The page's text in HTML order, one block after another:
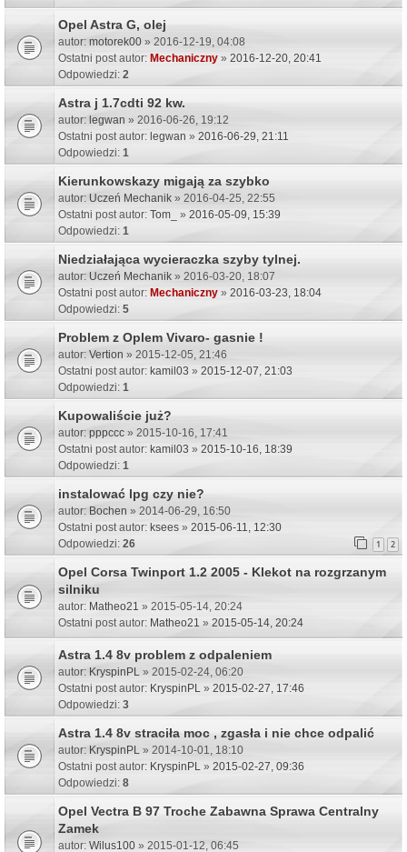
Opel Astra G, olej
autor: motorek00 » 2016-12-19, 04:08
Ostatni post autor: Mechaniczny » 2016-12-20, 20:41
Odpowiedzi: 2
Astra j 1.7cdti 92 kw.
autor: legwan » 2016-06-26, 19:12
Ostatni post autor: legwan » 2016-06-29, 21:11
Odpowiedzi: 1
Kierunkowskazy migają za szybko
autor: Uczeń Mechanik » 2016-04-25, 22:55
Ostatni post autor: Tom_ » 2016-05-09, 15:39
Odpowiedzi: 1
Niedziałająca wycieraczka szyby tylnej.
autor: Uczeń Mechanik » 2016-03-20, 18:07
Ostatni post autor: Mechaniczny » 2016-03-23, 18:04
Odpowiedzi: 5
Problem z Oplem Vivaro- gasnie !
autor: Vertion » 2015-12-05, 21:46
Ostatni post autor: kamil03 » 2015-12-07, 21:03
Odpowiedzi: 1
Kupowaliście już?
autor: pppccc » 2015-10-16, 17:41
Ostatni post autor: kamil03 » 2015-10-16, 18:39
Odpowiedzi: 1
instalować lpg czy nie?
autor: Bochen » 2014-06-29, 16:50
Ostatni post autor: ksees » 2015-06-11, 12:30
Odpowiedzi: 26 1 2
Opel Corsa Twinport 1.2 2005 - Klekot na rozgrzanym
silniku
autor: Matheo21 » 2015-05-14, 20:24
Ostatni post autor: Matheo21 » 2015-05-14, 20:24
Astra 1.4 8v problem z odpaleniem
autor: KryspinPL » 2015-02-24, 06:20
Ostatni post autor: KryspinPL » 2015-02-27, 17:46
Odpowiedzi: 3
Astra 1.4 8v straciła moc , zgasła i nie chce odpalić
autor: KryspinPL » 2014-10-01, 18:10
Ostatni post autor: KryspinPL » 2015-02-27, 09:36
Odpowiedzi: 8
Opel Vectra B 97 Troche Zabawna Sprawa Centralny
Zamek
autor: Wilus100 » 2015-01-12, 06:45